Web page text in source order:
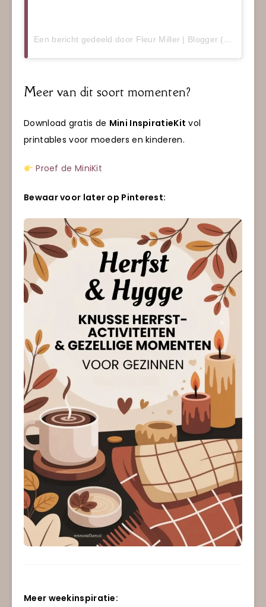
Een bericht gedeeld door Fleur Miller | Blogger (@mizflurry)
Meer van dit soort momenten?
Download gratis de Mini InspiratieKit vol
printables voor moeders en kinderen.
Proef de MiniKit
Bewaar voor later op Pinterest:
Meer weekinspiratie: